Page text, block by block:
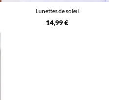
Lunettes de soleil
14,99 €